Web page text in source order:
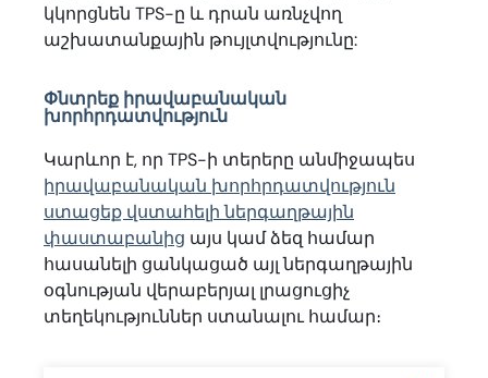
կկորցնեն TPS-ը և դրան առնչվող
աշխատանքային թույլտվությունը:
Փնտրեք իրավաբանական
խորհրդատվություն
Կարևոր է, որ TPS-ի տերերը անմիջապես
իրավաբանական խորհրդատվություն
ստացեք վստահելի ներգաղթային
փաստաբանից այս կամ ձեզ համար
հասանելի ցանկացած այլ ներգաղթային
օգնության վերաբերյալ լրացուցիչ
տեղեկություններ ստանալու համար։